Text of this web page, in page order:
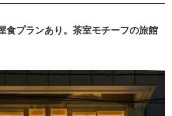
食プランあり。茶室モチーフの旅館